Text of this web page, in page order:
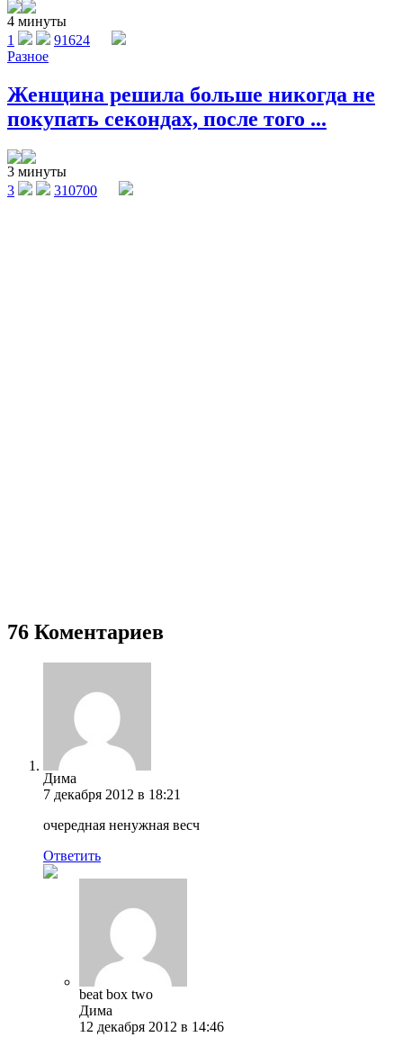
4 минуты
1
91624
Разное
Женщина решила больше никогда не
покупать секондах, после того ...
3 минуты
3
310700
76 Коментариев
Дима
7 декабря 2012 в 18:21
очередная ненужная весч
Ответить
beat box two
Дима
12 декабря 2012 в 14:46